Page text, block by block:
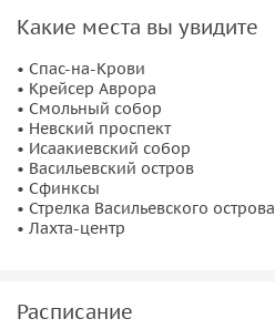
Какие места вы увидите
• Спас-на-Крови
• Крейсер Аврора
• Смольный собор
• Невский проспект
• Исаакиевский собор
• Васильевский остров
• Сфинксы
• Стрелка Васильевского острова
• Лахта-центр
Расписание